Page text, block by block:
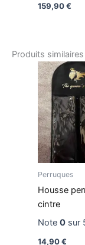
159,90€
Produits similaires
Perruques
Housse
cintre
Note 0sur
14,90€